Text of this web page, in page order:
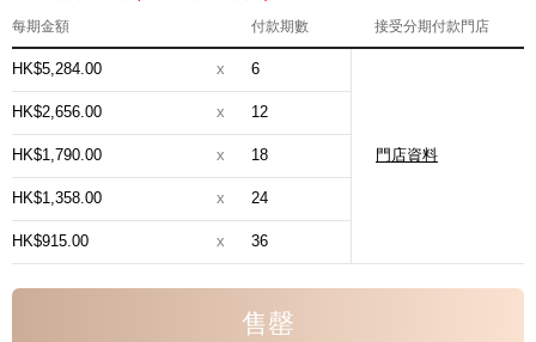
每期金額 付款期數 接受分期付款門店
HK$5,284.00 x 6
門店資料
HK$2,656.00 x 12
HK$1,790.00 x 18
HK$1,358.00 x 24
HK$915.00 x 36
售罄